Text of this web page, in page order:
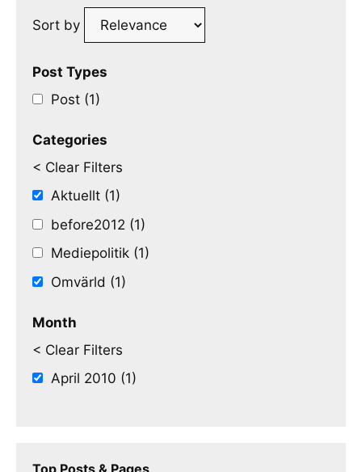
Sort by
Post Types
Post (1)
Categories
< Clear Filters
Aktuellt (1)
before2012 (1)
Mediepolitik (1)
Omvärld (1)
Month
< Clear Filters
April 2010 (1)
Top Posts & Pages